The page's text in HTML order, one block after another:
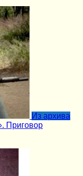
Из архива
Приговор